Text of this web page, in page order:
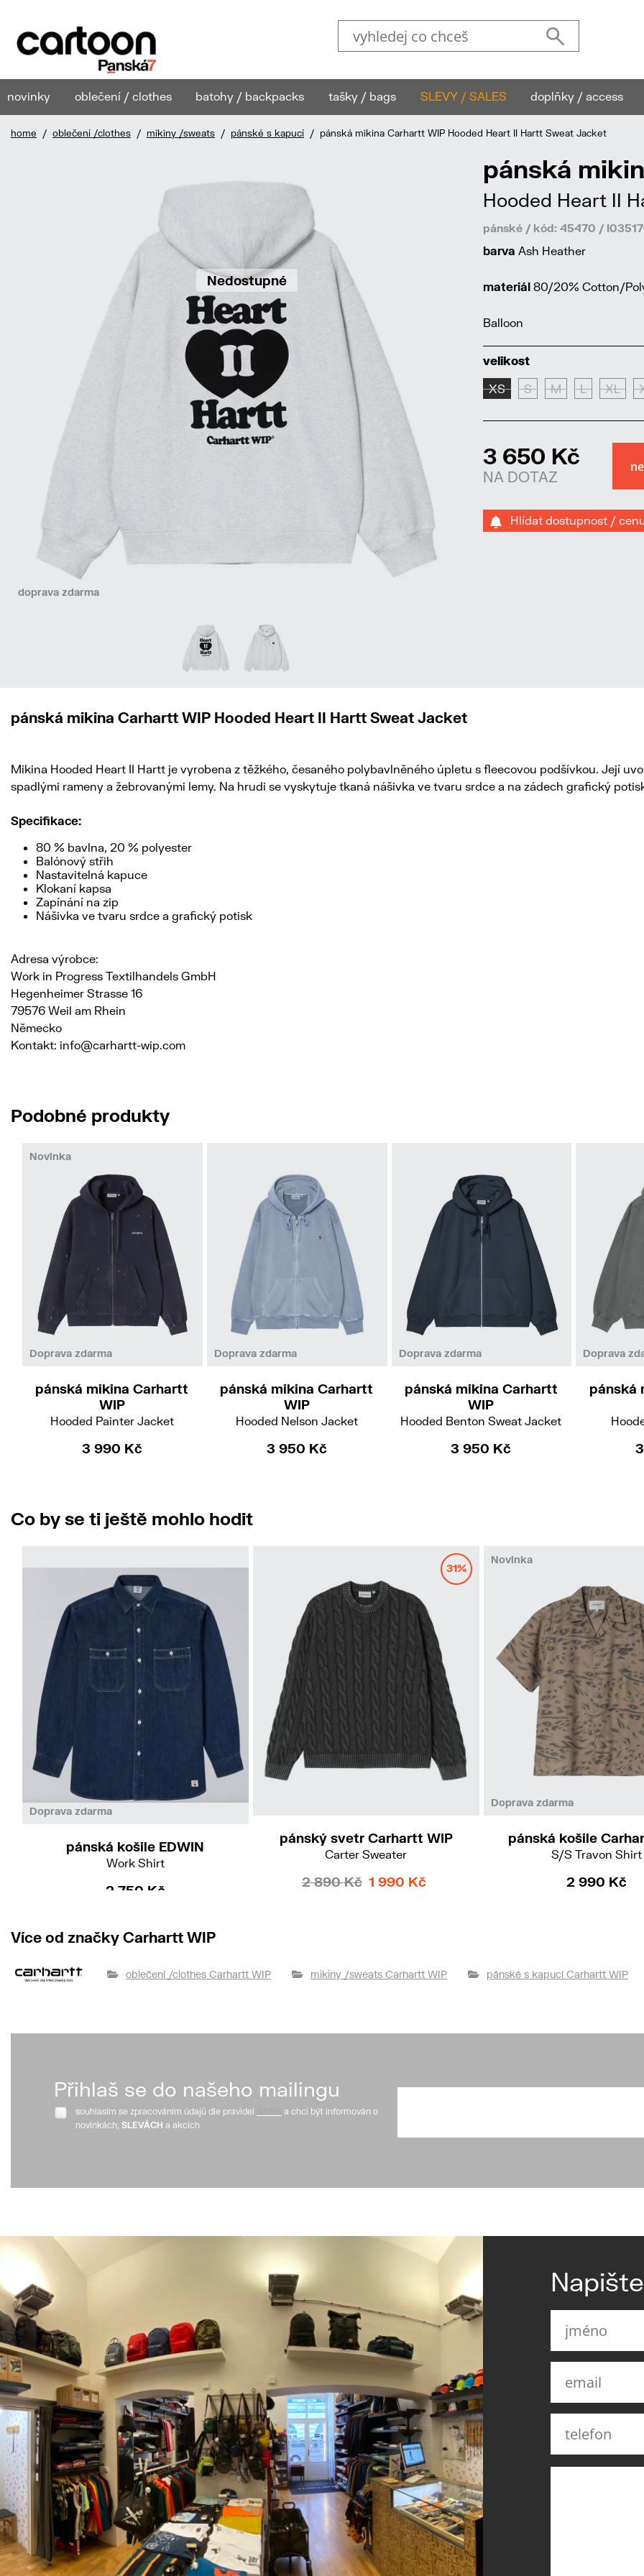
novinky oblečení / clothes batohy / backpacks tašky / bags SLEVY / SALES doplňky / access
home / oblečení /clothes / mikiny /sweats / pánské s kapucí / pánská mikina Carhartt WIP Hooded Heart II Hartt Sweat Jacket
Nedostupné
doprava zdarma
pánská
Hooded Heart II
pánské / kód: 45470 /
barva Ash Heather
materiál 80/20% Cotton/
Balloon
velikost
XS S M L XL
3 650 Kč
NA DOTAZ
Hlídat dostupnost /
pánská mikina Carhartt WIP Hooded Heart II Hartt Sweat Jacket
Mikina Hooded Heart II Hartt je vyrobena z těžkého, česaného polybavlněného úpletu s fleecovou podšívkou. Její
spadlými rameny a žebrovanými lemy. Na hrudi se vyskytuje tkaná nášivka ve tvaru srdce a na zádech grafický
Specifikace:
80 % bavlna, 20 % polyester
Balónový střih
Nastavitelná kapuce
Klokaní kapsa
Zapínání na zip
Nášivka ve tvaru srdce a grafický potisk
Adresa výrobce:
Work in Progress Textilhandels GmbH
Hegenheimer Strasse 16
79576 Weil am Rhein
Německo
Kontakt: info@carhartt-wip.com
Podobné produkty
Doprava zdarma
Novinka
XL
pánská mikina Carhartt
WIP
Hooded Painter Jacket
3 990 Kč
Doprava zdarma
L
pánská mikina Carhartt
WIP
Hooded Nelson Jacket
3 950 Kč
Doprava zdarma
L
pánská mikina Carhartt
WIP
Hooded Benton Sweat Jacket
3 950 Kč
Doprava
pánská
Co by se ti ještě mohlo hodit
Doprava zdarma
pánská košile EDWIN
Work Shirt
2 750 Kč
31%
pánský svetr Carhartt WIP
Carter Sweater
2 890 Kč 1 990 Kč
Doprava zdarma
Novinka
S
pánská košile
S/S Travon Shirt
2 990 Kč
Více od značky Carhartt WIP
oblečení /clothes Carhartt WIP mikiny /sweats Carhartt WIP pánské s kapucí Carhartt WIP
Přihlaš se do našeho mailingu
souhlasím se zpracováním údajů dle pravidel
a chci být informován o
novinkách, SLEVÁCH a akcích